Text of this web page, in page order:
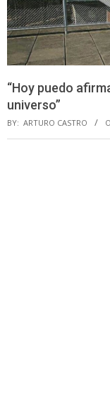
“Hoy puedo
universo”
BY: ARTURO CASTRO